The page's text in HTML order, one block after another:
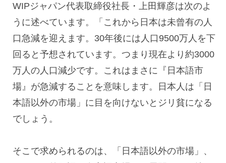
WIPジャパン代表取締役社長・上田輝彦は次のよ
うに述べています。「これから日本は未曾有の人
口急減を迎えます。 30年後には人口 9500万人を下
回ると予想されています。つまり現在より約3000
万人の人口減少です。これはまさに『日本語市
場』が急減することを意味します。日本人は「日
本語以外の市場」に目を向けないとジリ貧になる
でしょう。
そこで求められるのは、「日本語以外の市場」、